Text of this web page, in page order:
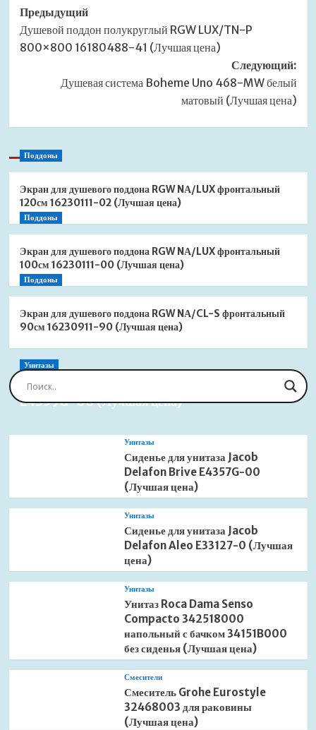
Навигация
записи
Предыдущий
Душевой поддон полукруглый RGW LUX/TN-P
800×800 16180488-41 (Лучшая цена)
Следующий:
Душевая система Boheme Uno 468-MW белый
матовый (Лучшая цена)
Поддоны
Экран для душевого поддона RGW NА/LUX фронтальный
120см 16230111-02 (Лучшая цена)
Поддоны
Экран для душевого поддона RGW NА/LUX фронтальный
100см 16230111-00 (Лучшая цена)
Поддоны
Экран для душевого поддона RGW NА/CL-S фронтальный
90см 16230911-90 (Лучшая цена)
Унитазы
Сиденье для унитаза Jacob Delafon Brive
E4359G-00 (Лучшая цена)
Унитазы
Сиденье для унитаза Jacob
Delafon Brive E4357G-00
(Лучшая цена)
Унитазы
Сиденье для унитаза Jacob
Delafon Aleo E33127-0 (Лучшая
цена)
Унитазы
Унитаз Roca Dama Senso
Compacto 342518000
напольный с бачком 34151B000
без сиденья (Лучшая цена)
Смесители
Смеситель Grohe Eurostyle
32468003 для раковины
(Лучшая цена)